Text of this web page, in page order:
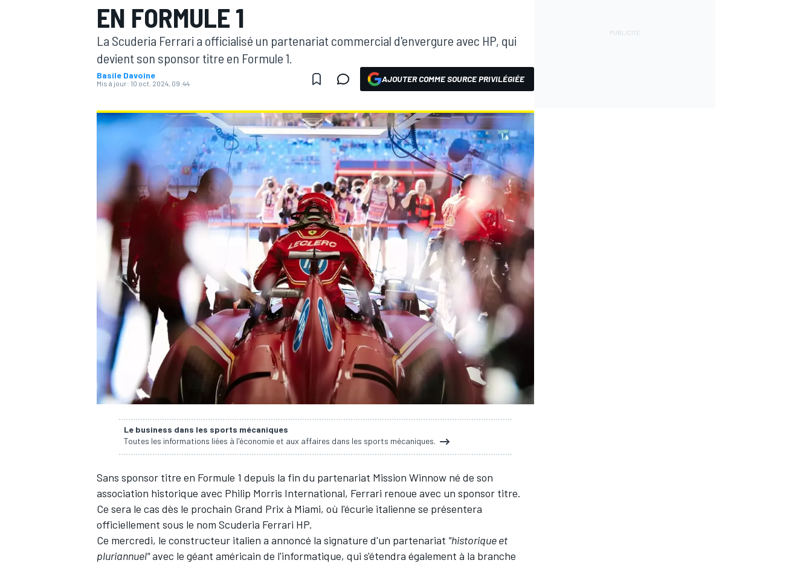
WRC
EN FORMULE 1
La Scuderia Ferrari a officialisé un partenariat commercial d'envergure avec HP, qui
devient son sponsor titre en Formule 1.
Basile Davoine
Mis à jour: 10 oct. 2024, 09:44 AJOUTER COMME SOURCE PRIVILÉGIÉE
Le business dans les sports mécaniques
Toutes les informations liées à l'économie et aux affaires dans les sports mécaniques.
Sans sponsor titre en Formule 1 depuis la fin du partenariat Mission Winnow né de son
association historique avec Philip Morris International, Ferrari renoue avec un sponsor titre.
Ce sera le cas dès le prochain Grand Prix à Miami, où l'écurie italienne se présentera
officiellement sous le nom Scuderia Ferrari HP.
Ce mercredi, le constructeur italien a annoncé la signature d'un partenariat "historique et
pluriannuel"avec le géant américain de l'informatique, qui s'étendra également à la branche